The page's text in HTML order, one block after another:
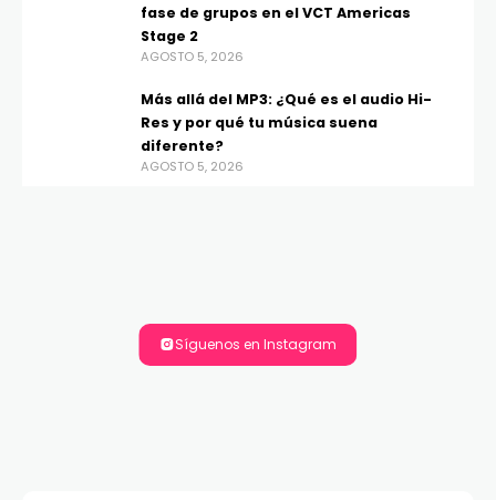
fase de grupos en el VCT Americas
Stage 2
AGOSTO 5, 2026
Más allá del MP3: ¿Qué es el audio Hi-
Res y por qué tu música suena
diferente?
AGOSTO 5, 2026
Síguenos en Instagram